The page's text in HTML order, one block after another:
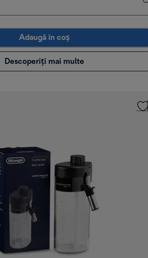
Adaugă în coș
Descoperiți mai multe